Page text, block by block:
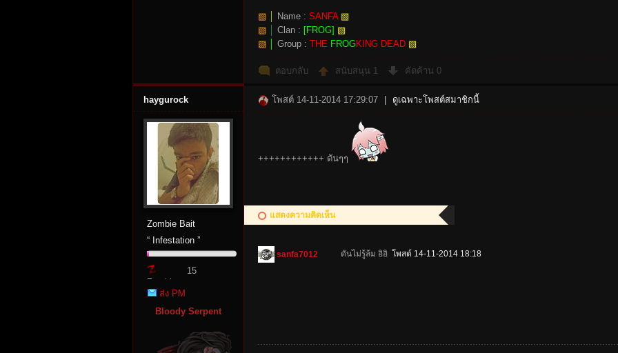
▧ Name : SANFA ▧
▧
Clan : [FROG] ▧
▧
Group : THE FROGKING DEAD ▧
ตอบกลับ สนับสนุน 1 คัดค้าน 0
haygurock
Zombie Bait
“ Infestation ”
Zombie
Point
15
ส่ง PM
Bloody Serpent
โพสต์ 14-11-2014 17:29:07 ดูเฉพาะโพสต์สมาชิกนี้
++++++++++++ ดันๆๆ
แสดงความคิดเห็น
sanfa7012 ดันไม่รู้ล้ม อิอิ โพสต์ 14-11-2014 18:18